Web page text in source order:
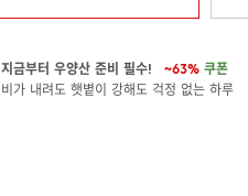
지금부터 우양산 준비 필수! ~63% 쿠폰
비가 내려도 햇볕이 강해도 걱정 없는 하루